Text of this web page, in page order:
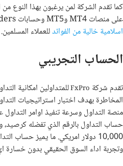
كما تقدم الشركة لمن يرغبون بهذا النوع
على منصات MT4 وMT5 وحسابات cTraders. تقدم شركة
اسلامية خالية من الفوائدللعملاء المسلمين.
الحساب التجريبي
تقدم شركة FxProللمتداولين امكانية
المخاطرة بهدف اختبار استراتيجيات
منصة التداول وسرعة تنفيذ اوامر
حساب التداول بالرقم الذي تفضله كرصيد،
10,000 دولار امريكي. ما يميز حساب
وتجربة اداء السوق الحقيقي بدون خسارة